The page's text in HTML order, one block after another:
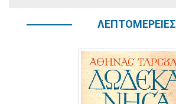
ΛΕΠΤΟΜΕΡΕΙΕΣ